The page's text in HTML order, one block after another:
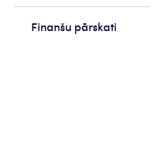
Finanšu pārskati